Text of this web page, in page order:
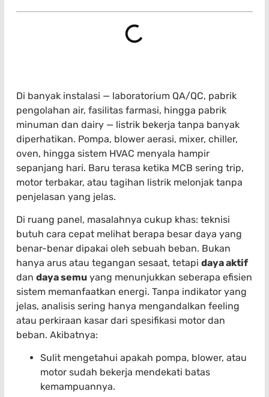
Di banyak instalasi — laboratorium QA/QC, pabrik
pengolahan air, fasilitas farmasi, hingga pabrik
minuman dan dairy — listrik bekerja tanpa banyak
diperhatikan. Pompa, blower aerasi, mixer, chiller,
oven, hingga sistem HVAC menyala hampir
sepanjang hari. Baru terasa ketika MCB sering trip,
motor terbakar, atau tagihan listrik melonjak tanpa
penjelasan yang jelas.
Di ruang panel, masalahnya cukup khas: teknisi
butuh cara cepat melihat berapa besar daya yang
benar-benar dipakai oleh sebuah beban. Bukan
hanya arus atau tegangan sesaat, tetapi daya aktif
dan daya semu yang menunjukkan seberapa efisien
sistem memanfaatkan energi. Tanpa indikator yang
jelas, analisis sering hanya mengandalkan feeling
atau perkiraan kasar dari spesifikasi motor dan
beban. Akibatnya:
Sulit mengetahui apakah pompa, blower, atau
motor sudah bekerja mendekati batas
kemampuannya.